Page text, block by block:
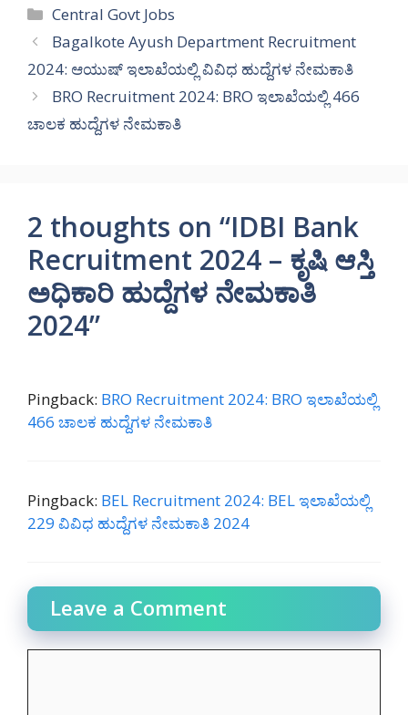
Categories
Central Govt Jobs
Bagalkote Ayush Department Recruitment
2024: ಆಯುಷ್ ಇಲಾಖೆಯಲ್ಲಿ ವಿವಿಧ ಹುದ್ದೆಗಳ ನೇಮಕಾತಿ
BRO Recruitment 2024: BRO ಇಲಾಖೆಯಲ್ಲಿ 466
ಚಾಲಕ ಹುದ್ದೆಗಳ ನೇಮಕಾತಿ
2 thoughts on “IDBI Bank
Recruitment 2024 – ಕೃಷಿ ಆಸ್ತಿ
ಅಧಿಕಾರಿ ಹುದ್ದೆಗಳ ನೇಮಕಾತಿ
2024”
Pingback: BRO Recruitment 2024: BRO ಇಲಾಖೆಯಲ್ಲಿ
466 ಚಾಲಕ ಹುದ್ದೆಗಳ ನೇಮಕಾತಿ
Pingback: BEL Recruitment 2024: BEL ಇಲಾಖೆಯಲ್ಲಿ
229 ವಿವಿಧ ಹುದ್ದೆಗಳ ನೇಮಕಾತಿ 2024
Leave a Comment